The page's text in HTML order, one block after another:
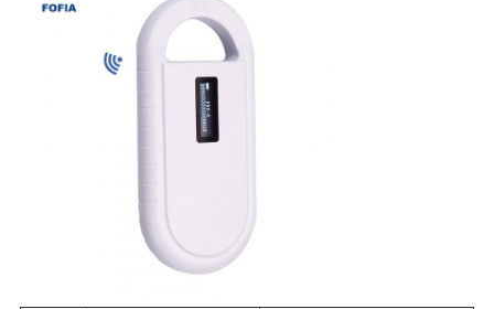
PRIVACY